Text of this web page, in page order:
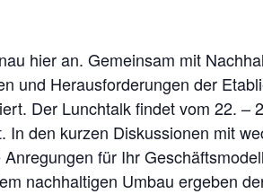
hier an. Gemeinsam mit
und Herausforderungen der
Der Lunchtalk findet vom 22. –
In den kurzen Diskussionen mit
für Ihr
nachhaltigen Umbau ergeben